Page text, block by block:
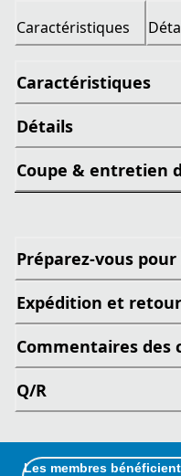
Caractéristiques
Caractéristiques
Détails
Coupe & entretien
Préparez-vous
Expédition et
Commentaires des
Q/R
Les membres